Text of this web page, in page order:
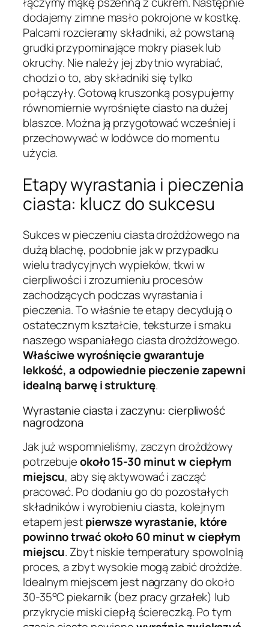
dodajemy zimne masło pokrojone w kostkę.
Palcami rozcieramy składniki, aż powstaną
grudki przypominające mokry piasek lub
okruchy. Nie należy jej zbytnio wyrabiać,
chodzi o to, aby składniki się tylko
połączyły. Gotową kruszonką posypujemy
równomiernie wyrośnięte ciasto na dużej
blaszce. Można ją przygotować wcześniej i
przechowywać w lodówce do momentu
użycia.
Etapy wyrastania i pieczenia
ciasta: klucz do sukcesu
Sukces w pieczeniu ciasta drożdżowego na
dużą blachę, podobnie jak w przypadku
wielu tradycyjnych wypieków, tkwi w
cierpliwości i zrozumieniu procesów
zachodzących podczas wyrastania i
pieczenia. To właśnie te etapy decydują o
ostatecznym kształcie, teksturze i smaku
naszego wspaniałego ciasta drożdżowego.
Właściwe wyrośnięcie gwarantuje
lekkość, a odpowiednie pieczenie zapewni
idealną barwę i strukturę.
Wyrastanie ciasta i zaczynu: cierpliwość
nagrodzona
Jak już wspomnieliśmy, zaczyn drożdżowy
potrzebujeokoło 15-30 minut w ciepłym
miejscu, aby się aktywować i zacząć
pracować. Po dodaniu go do pozostałych
składników i wyrobieniu ciasta, kolejnym
etapem jestpierwsze wyrastanie, które
powinno trwać około 60 minut w ciepłym
miejscu. Zbyt niskie temperatury spowolnią
proces, a zbyt wysokie mogą zabić drożdże.
Idealnym miejscem jest nagrzany do około
30-35°C piekarnik (bez pracy grzałek) lub
przykrycie miski ciepłą ściereczką. Po tym